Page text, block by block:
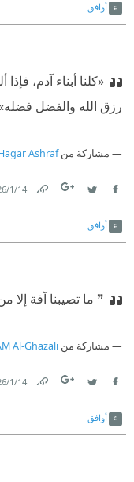
أوافق
«كلنا أبناء آدم،
رزق الله والفضل
مشاركة منAshraf
14‏/1‏/2026
أوافق
❞ ما تصيبنا آفة إلا
مشاركة من Al-Ghazali
14‏/1‏/2026
أوافق